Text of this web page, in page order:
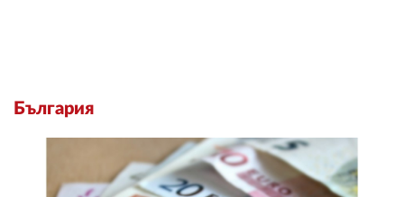
България